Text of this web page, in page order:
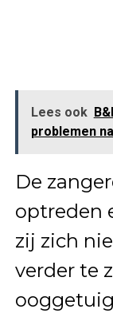
Lees ook
problemen
De
optreden
zij zich
verder te